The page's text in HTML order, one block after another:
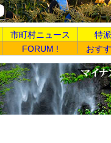
市町村ニュース 特
FORUM ! おす